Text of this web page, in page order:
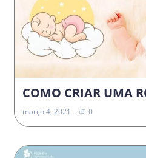
COMO CRIAR UMA
março 4, 2021 0